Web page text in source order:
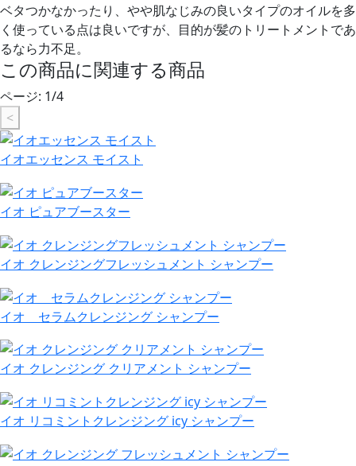
ベタつかなかったり、やや肌なじみの良いタイプのオイルを多
く使っている点は良いですが、目的が髪のトリートメントであ
るなら力不足。
この商品に関連する商品
ページ: 1/4
<
イオエッセンス モイスト
イオ ピュアブースター
イオ クレンジングフレッシュメント シャンプー
イオ セラムクレンジング シャンプー
イオ クレンジング クリアメント シャンプー
イオ リコミントクレンジング icy シャンプー